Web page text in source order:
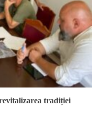
tradiției